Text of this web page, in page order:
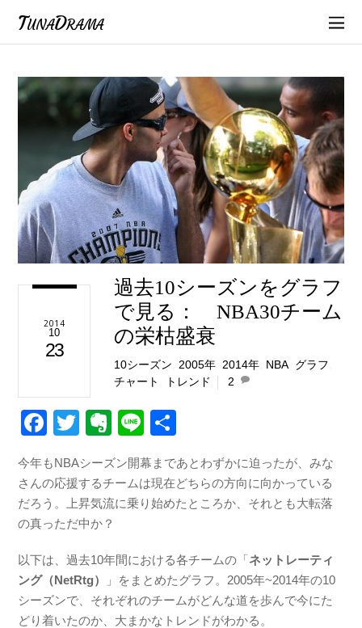
TunaDrama
2014
10
23
過去10シーズンをグラフ
で見る： NBA30チーム
の栄枯盛衰
10シーズン ,2005年 ,2014年 NBA, グラフ
チャート
トレンド 2
F
c
e
b
o
o
k
T
tt
er
E
er
n
e
Li
e
今年もNBAシーズン開幕まであとわずかに迫ったが、みな
さんの応援するチームは現在どちらの方向に向かっている
だろう。上昇気流に乗り始めたところか、それとも大転落
の真っただ中か？
以下は、過去10年間における各チームの「ネットレーティ
ング（NetRtg）
」をまとめたグラフ 。2005年~2014年の10
シーズンで、それぞれのチームがどんな道を歩んで今にた
どり着いたのか、大まかなトレンドがわかる。